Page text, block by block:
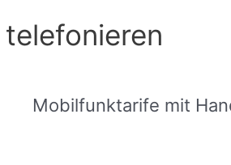
Mobilfunktarife mit